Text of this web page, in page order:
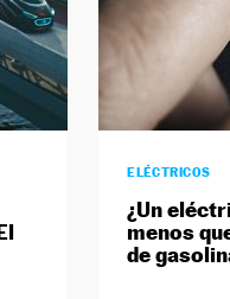
ELÉCTRICOS
¿Un
menos
de